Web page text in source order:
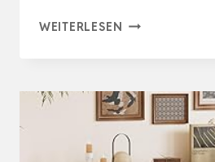
WEITERLESEN VOSS.PET
HUNDEHÖHLE,
HUNDEHAUS
AUS